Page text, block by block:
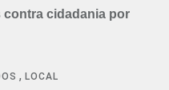
cidadania por
,LOCAL